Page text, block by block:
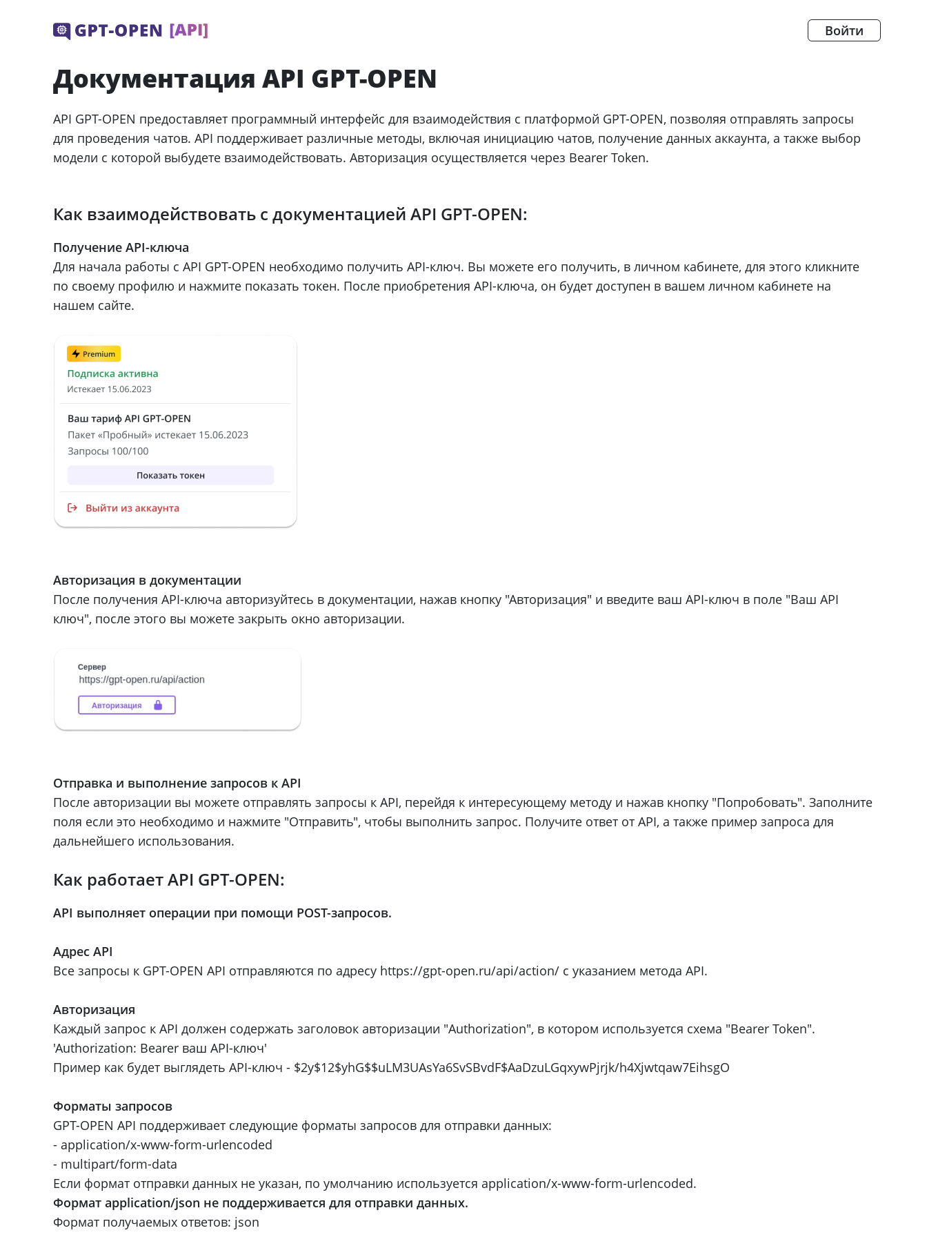
Войти
Документация API GPT-OPEN
API GPT-OPEN предоставляет программный интерфейс для взаимодействия с платформой GPT-OPEN, позволяя отправлять запросы
для проведения чатов. API поддерживает различные методы, включая инициацию чатов, получение данных аккаунта, а также выбор
модели с которой выбудете взаимодействовать. Авторизация осуществляется через Bearer Token.
Как взаимодействовать с документацией API GPT-OPEN:
Получение API-ключа
Для начала работы с API GPT-OPEN необходимо получить API-ключ. Вы можете его получить, в личном кабинете, для этого кликните
по своему профилю и нажмите показать токен. После приобретения API-ключа, он будет доступен в вашем личном кабинете на
нашем сайте.
Авторизация в документации
После получения API-ключа авторизуйтесь в документации, нажав кнопку "Авторизация" и введите ваш API-ключ в поле "Ваш API
ключ", после этого вы можете закрыть окно авторизации.
Отправка и выполнение запросов к API
После авторизации вы можете отправлять запросы к API, перейдя к интересующему методу и нажав кнопку "Попробовать". Заполните
поля если это необходимо и нажмите "Отправить", чтобы выполнить запрос. Получите ответ от API, а также пример запроса для
дальнейшего использования.
Как работает API GPT-OPEN:
API выполняет операции при помощи POST-запросов.
Адрес API
Все запросы к GPT-OPEN API отправляются по адресу https://gpt-open.ru/api/action/ с указанием метода API.
Авторизация
Каждый запрос к API должен содержать заголовок авторизации "Authorization", в котором используется схема "Bearer Token".
'Authorization: Bearer ваш API-ключ'
Пример как будет выглядеть API-ключ - $2y$12$yhG$$uLM3UAsYa6SvSBvdF$AaDzuLGqxywPjrjk/h4Xjwtqaw7EihsgO
Форматы запросов
GPT-OPEN API поддерживает следующие форматы запросов для отправки данных:
- application/x-www-form-urlencoded
- multipart/form-data
Если формат отправки данных не указан, по умолчанию используется application/x-www-form-urlencoded.
Формат application/json не поддерживается для отправки данных.
Формат получаемых ответов: json